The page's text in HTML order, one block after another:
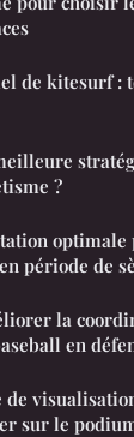
de kitesurf :
?
optimale
période de
la
en
sur le